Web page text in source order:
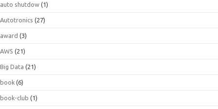
auto shutdow (1)
Autotronics (27)
award (3)
AWS (21)
Big Data (21)
book (6)
book-club (1)